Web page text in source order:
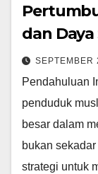
dan
SEPTEMBER
Pendahuluan
penduduk
besar dalam
bukan
strategi untuk